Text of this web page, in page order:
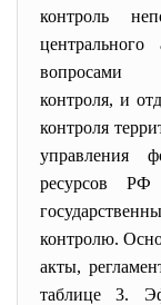
контроль
вопросами
контроля, и
контроля
управления
ресурсов РФ
контролю.
акты,
таблице 3.